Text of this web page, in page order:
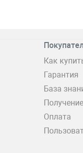
Как
Гарантия
База
Оплата